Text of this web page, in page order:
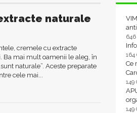
naturale
cremele cu extracte
Ba mai mult oamenii le aleg, în
naturale”. Aceste preparate
cele mai...
Ce
149
149